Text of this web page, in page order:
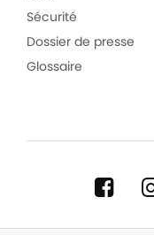
Sécurité
Dossier de presse
Glossaire